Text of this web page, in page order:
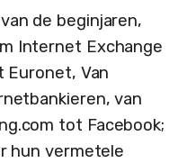
de beginjaren,
Internet Exchange
Van
van
tot Facebook;
hun vermetele